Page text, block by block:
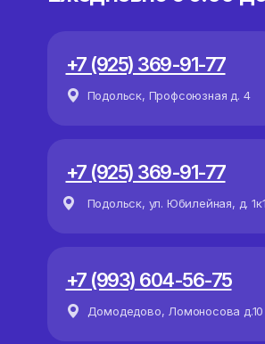
+7 (925) 369-91-77
Подольск, Профсоюзная д. 4
+7 (925) 369-91-77
Подольск, ул. Юбилейная, д. 1к1
+7 (993) 604-56-75
Домодедово, Ломоносова д.10